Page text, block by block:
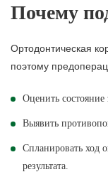
Почему
Ортодонтическая
поэтому
Оценить состояние
Выявить
Спланировать ход
результата.